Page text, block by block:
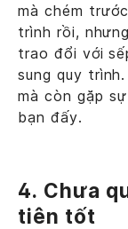
mà chém
trình rồi,
trao đổi với
sung quy
mà còn gặp
bạn đấy.
4. Chưa
tiên tốt